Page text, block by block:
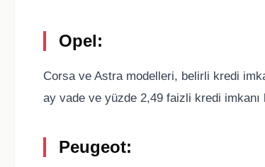
Opel:
Corsa ve Astra modelleri, belirli kredi
ay vade ve yüzde 2,49 faizli kredi imkanı
Peugeot: